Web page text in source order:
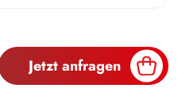
Jetzt anfragen